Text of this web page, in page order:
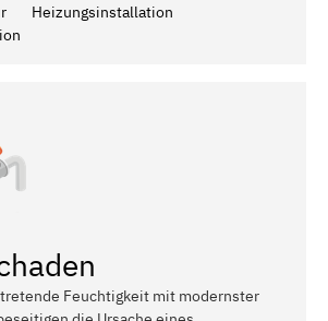
Heizungsinstallation
Feuchtigkeit mit modernster